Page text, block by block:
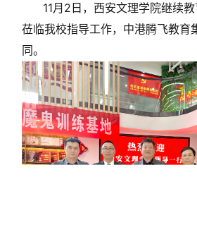
11月2日，西安文理学院继续
莅临我校指导工作，中港腾飞教育
同。